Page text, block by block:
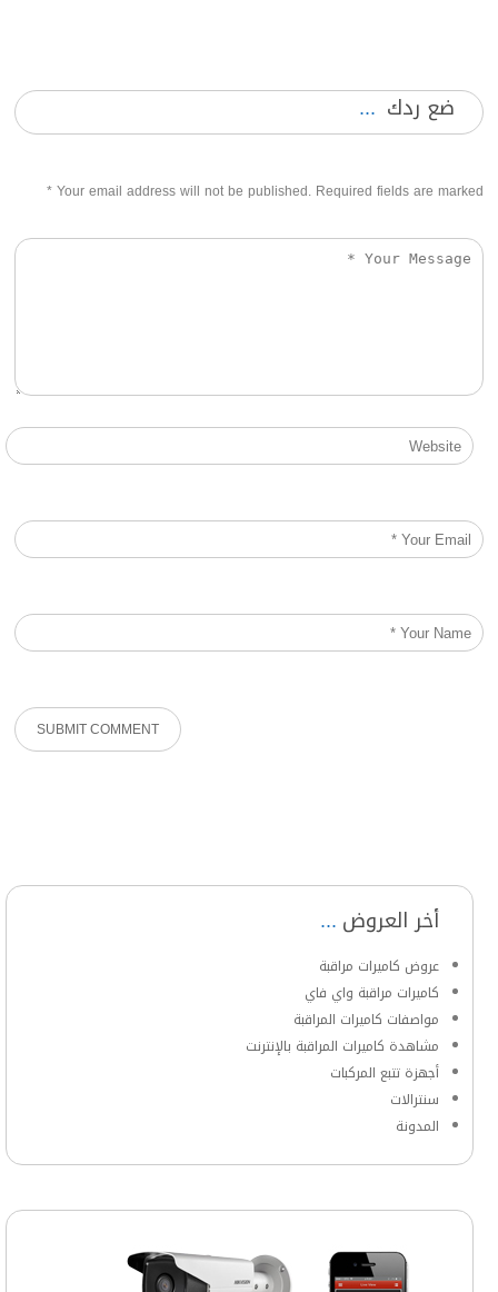
ضع ردك
Your email address will not be published. Required fields are marked
*
أخر العروض
عروض كاميرات مراقبة
كاميرات مراقبة واي فاي
مواصفات كاميرات المراقبة
مشاهدة كاميرات المراقبة بالإنترنت
أجهزة تتبع المركبات
سنترالات
المدونة